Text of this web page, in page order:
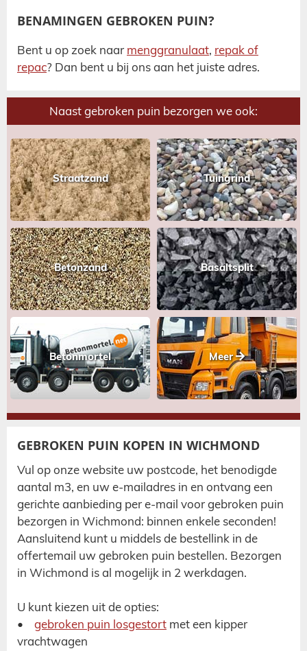
BENAMINGEN GEBROKEN PUIN?
Bent u op zoek naar menggranulaat, repak of
repac? Dan bent u bij ons aan het juiste adres.
Naast gebroken puin bezorgen we ook:
Straatzand Tuingrind
Betonzand Basaltsplit
Betonmortel Meer
GEBROKEN PUIN KOPEN IN WICHMOND
Vul op onze website uw postcode, het benodigde
aantal m3, en uw e-mailadres in en ontvang een
gerichte aanbieding per e-mail voor gebroken puin
bezorgen in Wichmond: binnen enkele seconden!
Aansluitend kunt u middels de bestellink in de
offertemail uw gebroken puin bestellen. Bezorgen
in Wichmond is al mogelijk in 2 werkdagen.
U kunt kiezen uit de opties:
• gebroken puin losgestort met een kipper
vrachtwagen